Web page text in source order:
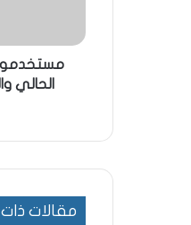
الحالي
مقالات